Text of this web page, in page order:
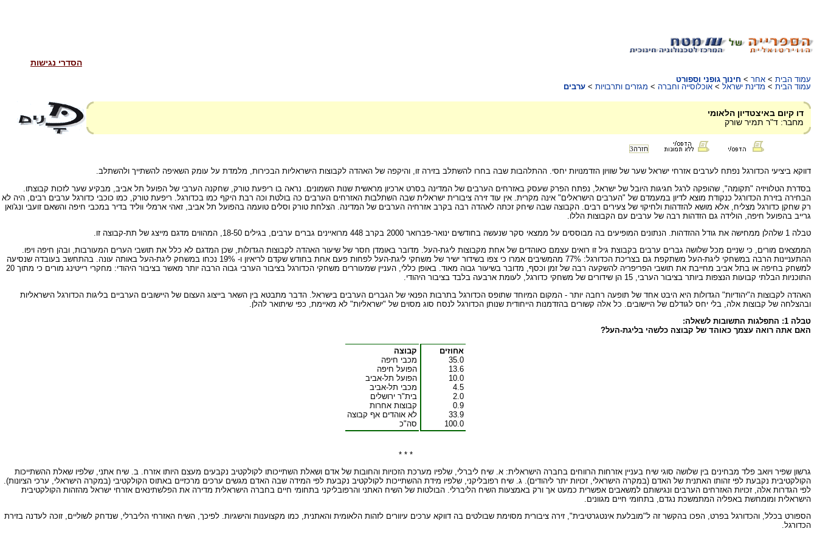
הסדרי נגישות
עמוד הבית > אחר > חינוך גופני וספורט
עמוד הבית > מדינת ישראל > אוכלוסייה וחברה > מגזרים ותרבויות > ערבים
דו קיום באיצטדיון הלאומי
מחבר: ד"ר תמיר שורק
חזרה3
דווקא ביציעי הכדורגל נפתח לערבים אזרחי ישראל שער של שוויון הזדמנויות יחסי. ההתלהבות שבה בחרו להשתלב בזירה זו, והיקפה של האהדה לקבוצות הישראליות הבכירות, מלמדת על עומק השאיפה להשתייך ולהשתלב.
בסדרת הטלוויזיה "תקומה", שהופקה לרגל חגיגות היובל של ישראל, נפתח הפרק שעסק באזרחים הערבים של המדינה בסרט ארכיון מראשית שנות השמונים. נראה בו ריפעת טורק, שחקנה הערבי של הפועל תל אביב, מבקיע שער לזכות קבוצתו.
הבחירה בזירת הכדורגל כנקודת מוצא לדיון במעמדם של "הערבים הישראלים" אינה מקרית. אין עוד זירה ציבורית ישראלית שבה השתלבות האזרחים הערבים כה בולטת וכה רבת היקף כמו בכדורגל. ריפעת טורק, כמו כוכבי כדורגל ערבים רבים, היה לא
רק שחקן כדורגל מצליח, אלא מושא להזדהות ולחיקוי של צעירים רבים. הקבוצה שבה שיחק זכתה לאהדה רבה בקרב אזרחיה הערבים של המדינה. הצלחת טורק וסלים טועמה בהפועל תל אביב, זאהי ארמלי ווליד בדיר במכבי חיפה והשאם זועבי ונג'ואן
גרייב בהפועל חיפה, הולידה גם הזדהות רבה של ערבים עם הקבוצות הללו.
טבלה 1 שלהלן ממחישה את גודל ההזדהות. הנתונים המופיעים בה מבוססים על ממצאי סקר שנעשה בחודשים ינואר-פברואר 2000 בקרב 448 מרואיינים גברים ערבים, בגילים 18-50, המהווים מדגם מייצג של תת-קבוצה זו.
הממצאים מורים, כי שניים מכל שלושה גברים ערבים בקבוצת גיל זו רואים עצמם כאוהדים של אחת מקבוצות ליגת-העל. מדובר באומדן חסר של שיעור האהדה לקבוצות הגדולות, שכן המדגם לא כלל את תושבי הערים המעורבות, ובהן חיפה ויפו.
ההתעניינות הרבה במשחקי ליגת-העל משתקפת גם בצריכת הכדורגל: 77% מהמשיבים אמרו כי צפו בשידור ישיר של משחקי ליגת-העל לפחות פעם אחת בחודש שקדם לריאיון ו- 19% נכחו במשחק ליגת-העל באותה עונה. בהתחשב בעובדה שנסיעה
למשחק בחיפה או בתל אביב מחייבת את תושבי הפריפריה להשקעה רבה של זמן וכסף, מדובר בשיעור גבוה מאוד. באופן כללי, העניין שמעוררים משחקי הכדורגל בציבור הערבי גבוה הרבה יותר מאשר בציבור היהודי: מחקרי רייטינג מורים כי מתוך 20
התוכניות הבלתי קבועות הנצפות ביותר בציבור הערבי, 15 הן שידורים של משחקי כדורגל, לעומת ארבעה בלבד בציבור היהודי.
האהדה לקבוצות ה"יהודיות" הגדולות היא היבט אחד של תופעה רחבה יותר - המקום המיוחד שתופס הכדורגל בתרבות הפנאי של הגברים הערבים בישראל. הדבר מתבטא בין השאר בייצוג העצום של היישובים הערביים בליגות הכדורגל הישראליות
ובהצלחה של קבוצות אלה, בלי יחס לגודלם של היישובים. כל אלה קשורים בהזדמנות הייחודית שנותן הכדורגל לנסח סוג מסוים של "ישראליות" לא מאיימת, כפי שיתואר להלן.
טבלה 1: התפלגות התשובות לשאלה:
האם אתה רואה עצמך כאוהד של קבוצה כלשהי בליגת-העל?
אחוזים
35.0
13.6
10.0
4.5
2.0
0.9
33.9
100.0
קבוצה
מכבי חיפה
הפועל חיפה
הפועל תל-אביב
מכבי תל-אביב
בית"ר ירושלים
קבוצות אחרות
לא אוהדים אף קבוצה
סה"כ
* * *
גרשון שפיר ויואב פלד מבחינים בין שלושה סוגי שיח בעניין אזרחות הרווחים בחברה הישראלית: א. שיח ליברלי, שלפיו מערכת הזכויות והחובות של אדם ושאלת השתייכותו לקולקטיב נקבעים מעצם היותו אזרח. ב. שיח אתני, שלפיו שאלת ההשתייכות
הקולקטיבית נקבעת לפי זהותו האתנית של האדם (במקרה הישראלי, זכויות יתר ליהודים). ג. שיח רפובליקני, שלפיו מידת ההשתייכות לקולקטיב נקבעת לפי המידה שבה האדם מגשים ערכים מרכזיים באתוס הקולקטיבי (במקרה הישראלי, ערכי הציונות).
לפי הגדרות אלה, זכויות האזרחים הערבים ונגישותם למשאבים אפשרית כמעט אך ורק באמצעות השיח הליברלי. הבולטות של השיח האתני והרפובליקני בתחומי חיים בחברה הישראלית מדירה את הפלשתינאים אזרחי ישראל מהזהות הקולקטיבית
הישראלית ומומחשת באפליה המתמשכת נגדם, בתחומי חיים מגוונים.
הספורט בכלל, והכדורגל בפרט, הפכו בהקשר זה ל"מובלעת אינטגרטיבית", זירה ציבורית מסוימת שבולטים בה דווקא ערכים עיוורים לזהות הלאומית והאתנית, כמו מקצוענות והישגיות. לפיכך, השיח האזרחי הליברלי, שנדחק לשוליים, זוכה לעדנה בזירת
הכדורגל.